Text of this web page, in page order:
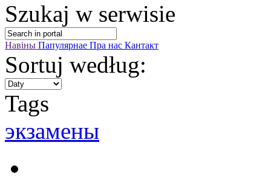
Szukaj w serwisie
Навіны Папулярнае Пра нас Кантакт
Sortuj według:
Tags
экзамены